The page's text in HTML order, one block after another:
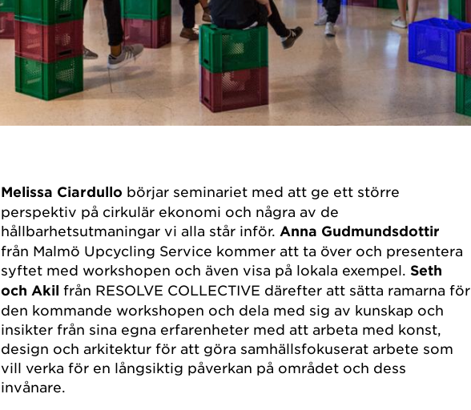
Melissa Ciardullo börjar seminariet med att ge ett större
perspektiv på cirkulär ekonomi och några av de
hållbarhetsutmaningar vi alla står inför. Anna Gudmundsdottir
från Malmö Upcycling Service kommer att ta över och presentera
syftet med workshopen och även visa på lokala exempel. Seth
och Akil från RESOLVE COLLECTIVE därefter att sätta ramarna för
den kommande workshopen och dela med sig av kunskap och
insikter från sina egna erfarenheter med att arbeta med konst,
design och arkitektur för att göra samhällsfokuserat arbete som
vill verka för en långsiktig påverkan på området och dess
invånare.